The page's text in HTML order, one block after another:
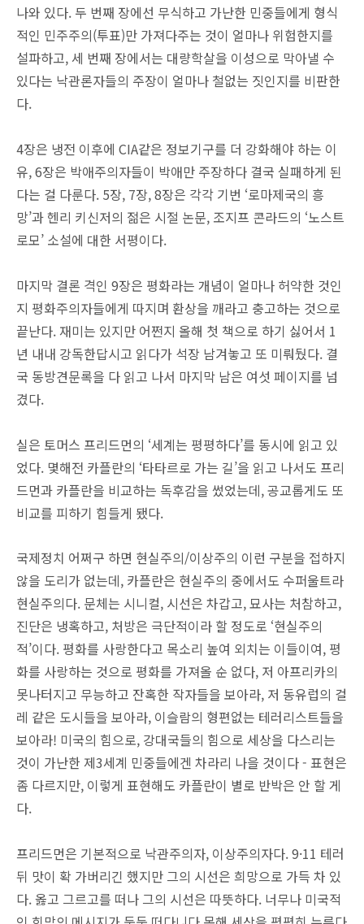
나와 있다. 두 번째 장에선 무식하고 가난한 민중들에게 형식
적인 민주주의(투표)만 가져다주는 것이 얼마나 위험한지를
설파하고, 세 번째 장에서는 대량학살을 이성으로 막아낼 수
있다는 낙관론자들의 주장이 얼마나 철없는 짓인지를 비판한
다.
4장은 냉전 이후에 CIA같은 정보기구를 더 강화해야 하는 이
유, 6장은 박애주의자들이 박애만 주장하다 결국 실패하게 된
다는 걸 다룬다. 5장, 7장, 8장은 각각 기번 ‘로마제국의 흥
망’과 헨리 키신저의 젊은 시절 논문, 조지프 콘라드의 ‘노스트
로모’ 소설에 대한 서평이다.
마지막 결론 격인 9장은 평화라는 개념이 얼마나 허약한 것인
지 평화주의자들에게 따지며 환상을 깨라고 충고하는 것으로
끝난다. 재미는 있지만 어쩐지 올해 첫 책으로 하기 싫어서 1
년 내내 강독한답시고 읽다가 석장 남겨놓고 또 미뤄뒀다. 결
국 동방견문록을 다 읽고 나서 마지막 남은 여섯 페이지를 넘
겼다.
실은 토머스 프리드먼의 ‘세계는 평평하다’를 동시에 읽고 있
었다. 몇해전 카플란의 ‘타타르로 가는 길’을 읽고 나서도 프리
드먼과 카플란을 비교하는 독후감을 썼었는데, 공교롭게도 또
비교를 피하기 힘들게 됐다.
국제정치 어쩌구 하면 현실주의/이상주의 이런 구분을 접하지
않을 도리가 없는데, 카플란은 현실주의 중에서도 수퍼울트라
현실주의다. 문체는 시니컬, 시선은 차갑고, 묘사는 처참하고,
진단은 냉혹하고, 처방은 극단적이라 할 정도로 ‘현실주의
적’이다. 평화를 사랑한다고 목소리 높여 외치는 이들이여, 평
화를 사랑하는 것으로 평화를 가져올 순 없다, 저 아프리카의
못나터지고 무능하고 잔혹한 작자들을 보아라, 저 동유럽의 걸
레 같은 도시들을 보아라, 이슬람의 형편없는 테러리스트들을
보아라! 미국의 힘으로, 강대국들의 힘으로 세상을 다스리는
것이 가난한 제3세계 민중들에겐 차라리 나을 것이다 - 표현은
좀 다르지만, 이렇게 표현해도 카플란이 별로 반박은 안 할 게
다.
프리드먼은 기본적으로 낙관주의자, 이상주의자다. 9·11 테러
뒤 맛이 확 가버리긴 했지만 그의 시선은 희망으로 가득 차 있
다. 옳고 그르고를 떠나 그의 시선은 따뜻하다. 너무나 미국적